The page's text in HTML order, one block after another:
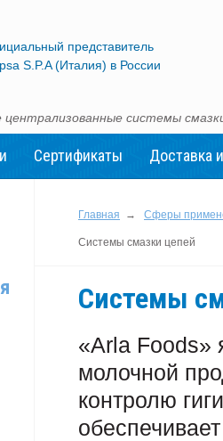
представитель
S.P.A (Италия) в России
системы
Сертификаты Доставка
Главная → Сферы
Системы смазки цепей
Системы
«Arla Foods»
молочной
контролю